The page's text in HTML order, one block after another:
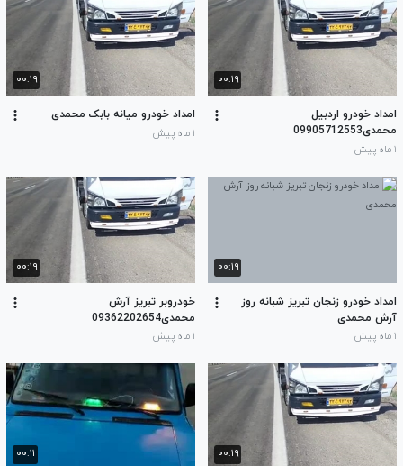
۰۰:۱۹
امداد خودرو اردبیل
محمدی09905712553
۱ ماه پیش
۰۰:۱۹
امداد خودرو میانه بابک محمدی
۱ ماه پیش
۰۰:۱۹
امداد خودرو زنجان تبریز شبانه روز
آرش محمدی
۱ ماه پیش
۰۰:۱۹
خودروبر تبریز آرش
محمدی09362202654
۱ ماه پیش
۰۰:۱۹ ۰۰:۱۱